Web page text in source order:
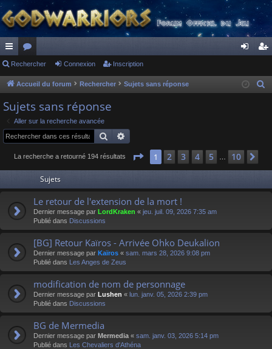
ac
co
ur
ci
s
or
u
s
ne cri
Rechercher Connexion Inscription
Accueil du forum Rechercher Sujets sans réponse
e
Sujets sans réponse
Aller sur la recherche avancée
Rechercher
La recherche a retourné 194 résultats Page 1sur 10
1 2 3 4 5 10
Sujets
Le retour de l'extension de la mort !
Dernier message par LordKraken « jeu. juil. 09, 2026 7:35 am
Publié dans Discussions
[BG] Retour Kaïros - Arrivée Ohko Deukalion
Dernier message par Kaïros « sam. mars 28, 2026 9:08 pm
Publié dans Les Anges de Zeus
modification de nom de personnage
Dernier message par Lushen « lun. janv. 05, 2026 2:39 pm
Publié dans Discussions
BG de Mermedia
Dernier message par Mermedia « sam. janv. 03, 2026 5:14 pm
Publié dans Les Chevaliers d'Athéna